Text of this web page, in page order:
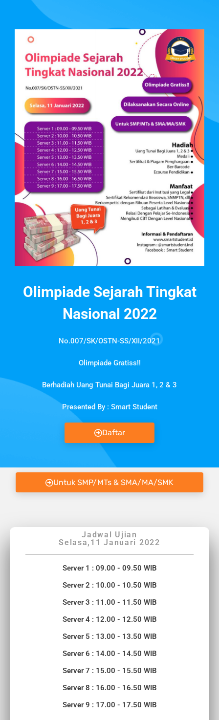
Olimpiade Sejarah Tingkat
Nasional 2022
No.007/SK/OSTN-SS/XII/2021
Olimpiade Gratiss!!
Berhadiah Uang Tunai Bagi Juara 1, 2 & 3
Presented By : Smart Student
Daftar
Untuk SMP/MTs & SMA/MA/SMK
Jadwal Ujian
Selasa,11 Januari 2022
Server 1 : 09.00 - 09.50 WIB
Server 2 : 10.00 - 10.50 WIB
Server 3 : 11.00 - 11.50 WIB
Server 4 : 12.00 - 12.50 WIB
Server 5 : 13.00 - 13.50 WIB
Server 6 : 14.00 - 14.50 WIB
Server 7 : 15.00 - 15.50 WIB
Server 8 : 16.00 - 16.50 WIB
Server 9 : 17.00 - 17.50 WIB